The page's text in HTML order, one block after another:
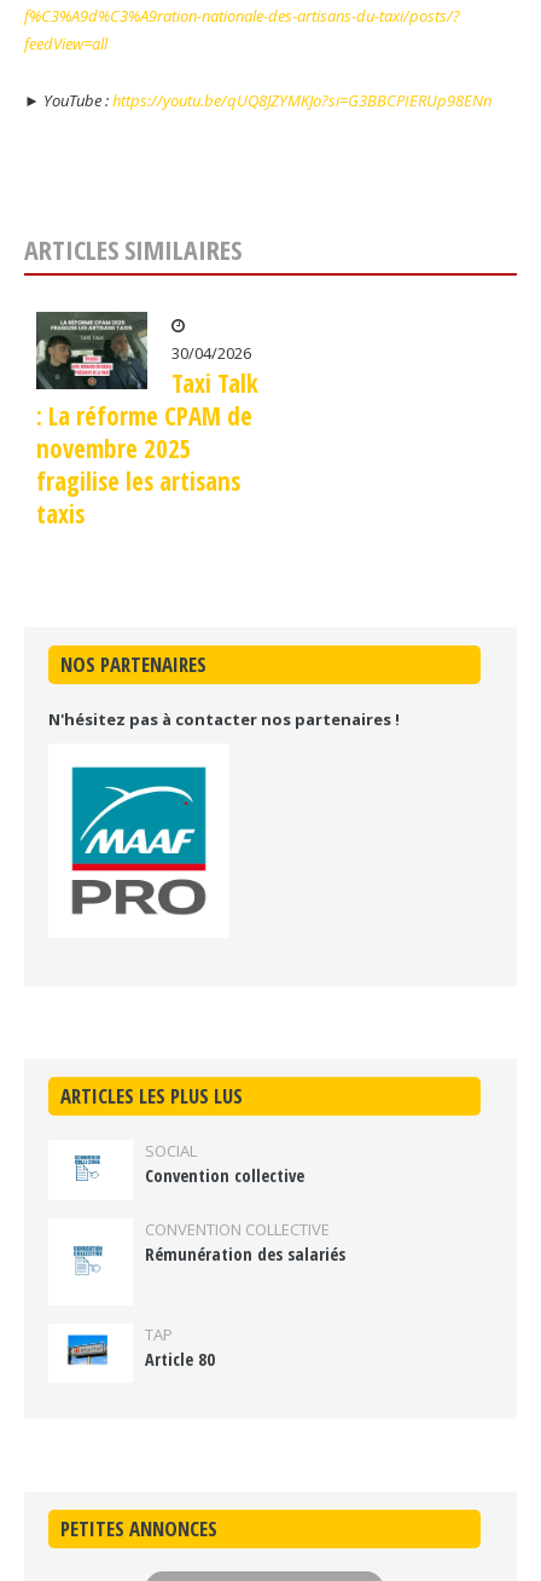
f%C3%A9d%C3%A9ration-nationale-des-artisans-du-taxi/posts/?
feedView=all
► YouTube :https://youtu.be/qUQ8JZYMKJo?si=G3BBCPIERUp98ENn
ARTICLES SIMILAIRES
30/04/2026
Taxi Talk
: La réforme CPAM de
novembre 2025
fragilise les artisans
taxis
NOS PARTENAIRES
N'hésitez pas à contacter nos partenaires !
ARTICLES LES PLUS LUS
SOCIAL
Convention collective
CONVENTION COLLECTIVE
Rémunération des salariés
TAP
Article 80
PETITES ANNONCES